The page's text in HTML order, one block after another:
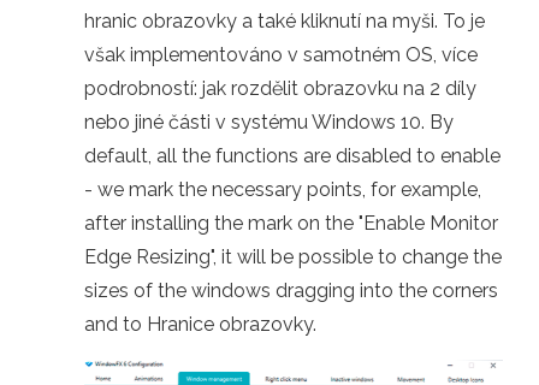
hranic obrazovky a také kliknutí na myši. To je
však implementováno v samotném OS, více
podrobností: jak rozdělit obrazovku na 2 díly
nebo jiné části v systému Windows 10. By
default, all the functions are disabled to enable
- we mark the necessary points, for example,
after installing the mark on the "Enable Monitor
Edge Resizing", it will be possible to change the
sizes of the windows dragging into the corners
and to Hranice obrazovky.